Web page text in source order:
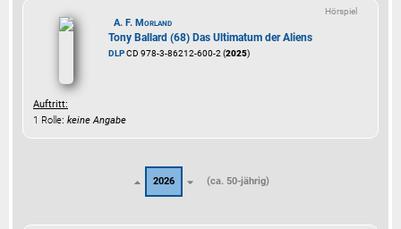
Hörspiel
A. F. Morland
Tony Ballard (68) Das Ultimatum der Aliens
DLPCD 978-3-86212-600-2 (2025)
Auftritt:
1 Rolle: keine Angabe
2026 (ca. 50-jährig)